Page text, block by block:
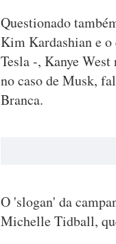
Questionado
Kim Kardashian e
Tesla -, Kanye West
no caso de Musk,
Branca.
O 'slogan' da
Michelle Tidball,